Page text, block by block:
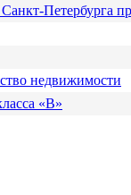
Петербурга
недвижимости
«В»